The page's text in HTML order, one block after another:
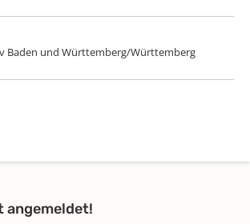
Baden und Württemberg/Württemberg
angemeldet!